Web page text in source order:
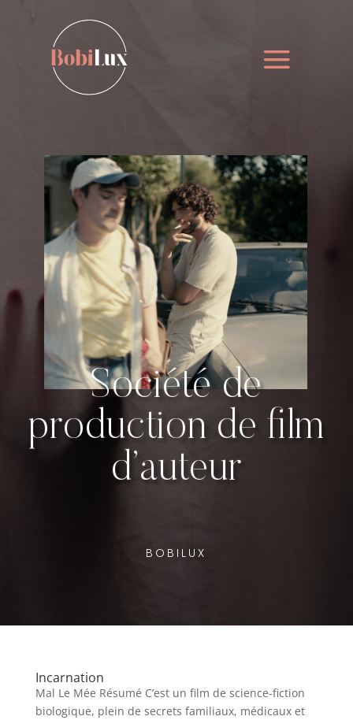
Société de
production de film
d’auteur
BOBILUX
Incarnation
Mal Le Mée Résumé C’est un film de science-fiction
biologique, plein de secrets familiaux, médicaux et